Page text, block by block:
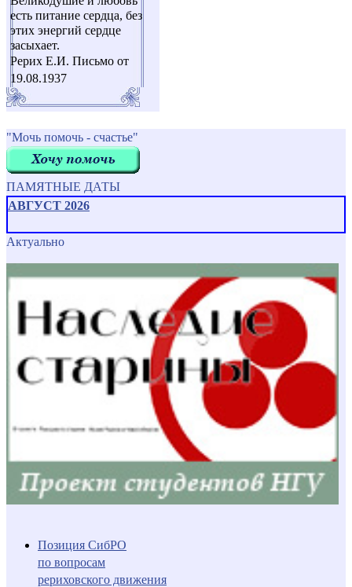
есть питание сердца, без
этих энергий сердце
засыхает.
Рерих Е.И. Письмо от
19.08.1937
"Мочь помочь - счастье"
ПАМЯТНЫЕ ДАТЫ
АВГУСТ 2026
Актуально
Позиция СибРО
по вопросам
рериховского движения